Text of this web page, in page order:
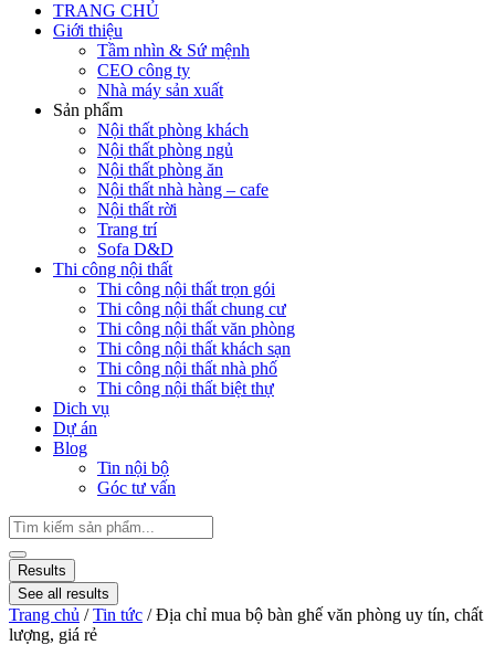
TRANG CHỦ
Giới thiệu
Tầm nhìn & Sứ mệnh
CEO công ty
Nhà máy sản xuất
Sản phẩm
Nội thất phòng khách
Nội thất phòng ngủ
Nội thất phòng ăn
Nội thất nhà hàng – cafe
Nội thất rời
Trang trí
Sofa D&D
Thi công nội thất
Thi công nội thất trọn gói
Thi công nội thất chung cư
Thi công nội thất văn phòng
Thi công nội thất khách sạn
Thi công nội thất nhà phố
Thi công nội thất biệt thự
Dich vụ
Dự án
Blog
Tin nội bộ
Góc tư vấn
Results
See all results
Trang chủ /Tin tức / Địa chỉ mua bộ bàn ghế văn phòng uy tín, chất
lượng, giá rẻ